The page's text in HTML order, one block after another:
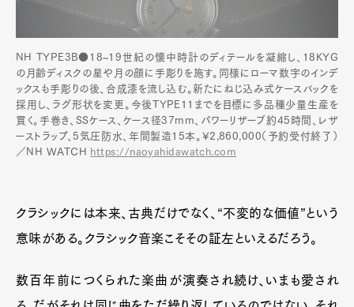
NH TYPE3B●18~19世紀の懐中時計のディテールを凝縮し、18KYG
の月齢ディスクの星や月の顔に手彫りを施す。同様にローマ数字のインデ
ックスも手彫りの後、合成漆を流し込む。新たにねじ込み式ケースバックを
採用し、ラグ形状を変更。今後TYPE11までを目標に多品種少量生産を
貫く。手巻き、SSケース、ケース径37mm、パワーリザーブ約45時間、レザ
ーストラップ、5気圧防水、年間製造15本。¥2,860,000（予約受付終了）
／NH WATCH
https://naoyahidawatch.com
クラシックには本来、古典だけでなく、“不変的な価値”という
意味がある。クラシック音楽こそその証左といえるだろう。
数百年前につくられた楽曲が演奏され続け、いまも愛され